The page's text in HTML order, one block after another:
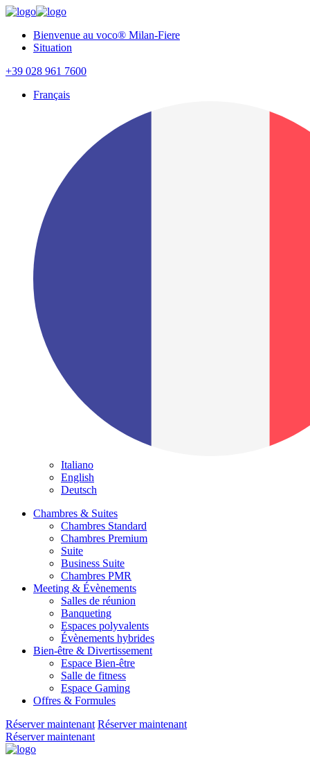
Bienvenue au voco® Milan-Fiere
Situation
+39 028 961 7600
Français
Italiano
English
Deutsch
Chambres & Suites
Chambres Standard
Chambres Premium
Suite
Business Suite
Chambres PMR
Meeting & Évènements
Salles de réunion
Banqueting
Espaces polyvalents
Évènements hybrides
Bien-être & Divertissement
Espace Bien-être
Salle de fitness
Espace Gaming
Offres & Formules
Réserver maintenant Réserver maintenant
Réserver maintenant